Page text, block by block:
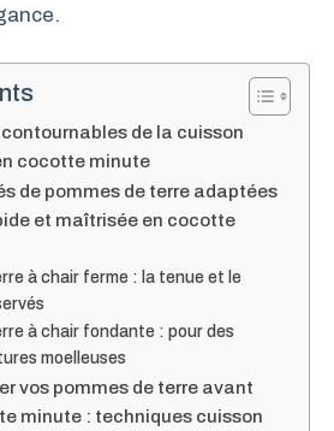
de la cuisson
cocotte minute
de pommes de terre adaptées
et maîtrisée en cocotte
à chair ferme : la tenue et le
à chair fondante : pour des
moelleuses
vos pommes de terre avant
minute : techniques cuisson